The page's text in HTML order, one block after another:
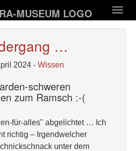
…
2024 - Wissen
schweren
zum Ramsch :-(
für-alles" abgelichtet … Ich
richtig – Irgendwelcher
unter dem